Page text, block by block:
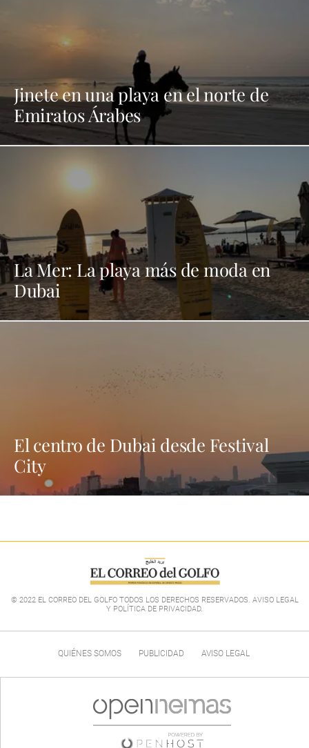
Jinete en una playa en el norte de
Emiratos Árabes
La Mer: La playa más de moda en
Dubai
El centro de Dubai desde Festival
City
© 2022 EL CORREO DEL GOLFO TODOS LOS DERECHOS RESERVADOS. AVISO LEGAL
Y POLÍTICA DE PRIVACIDAD.
QUIÉNES SOMOS PUBLICIDAD AVISO LEGAL